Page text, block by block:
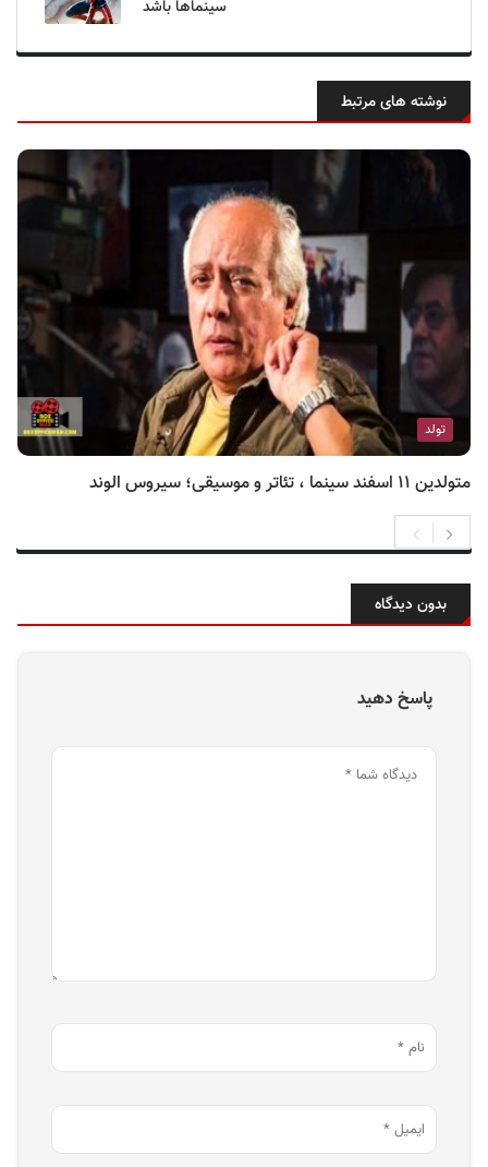
سینماها باشد
نوشته های مرتبط
تولد
متولدین ۱۱ اسفند سینما ، تئاتر و موسیقی؛ سیروس الوند
بدون دیدگاه
پاسخ دهید